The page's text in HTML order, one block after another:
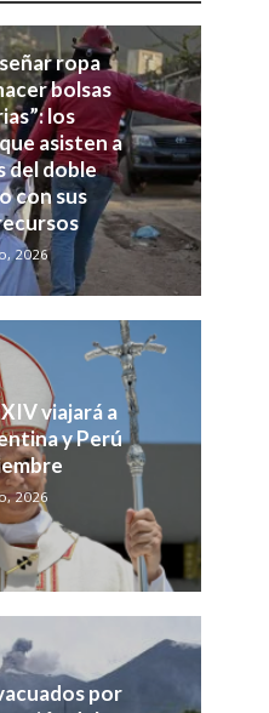
ropa
bolsas
los
asisten a
del doble
con sus
2026
viajará a
y Perú
2026
por